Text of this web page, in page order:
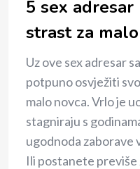
5 sex adresar
strast za
Uz ove sex adresar
potpuno osvježiti
malo novca. Vrlo je
stagniraju s
ugodnoda zaborave
Ili postanete